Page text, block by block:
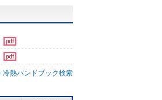
冷熱ハンドブック検索